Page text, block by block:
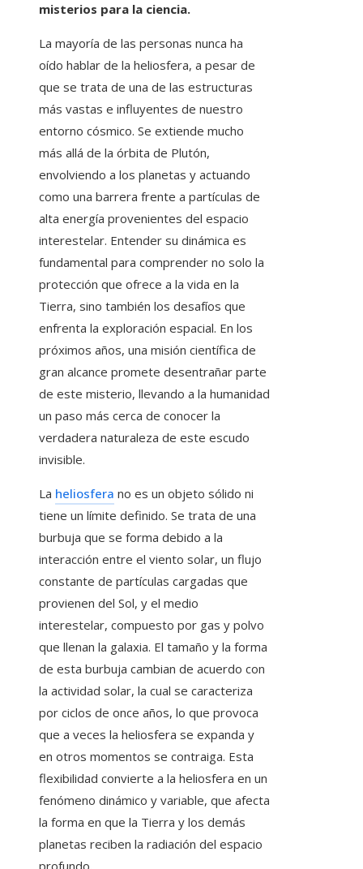
misterios para la ciencia.
La mayoría de las personas nunca ha
oído hablar de la heliosfera, a pesar de
que se trata de una de las estructuras
más vastas e influyentes de nuestro
entorno cósmico. Se extiende mucho
más allá de la órbita de Plutón,
envolviendo a los planetas y actuando
como una barrera frente a partículas de
alta energía provenientes del espacio
interestelar. Entender su dinámica es
fundamental para comprender no solo la
protección que ofrece a la vida en la
Tierra, sino también los desafíos que
enfrenta la exploración espacial. En los
próximos años, una misión científica de
gran alcance promete desentrañar parte
de este misterio, llevando a la humanidad
un paso más cerca de conocer la
verdadera naturaleza de este escudo
invisible.
La heliosfera no es un objeto sólido ni
tiene un límite definido. Se trata de una
burbuja que se forma debido a la
interacción entre el viento solar, un flujo
constante de partículas cargadas que
provienen del Sol, y el medio
interestelar, compuesto por gas y polvo
que llenan la galaxia. El tamaño y la forma
de esta burbuja cambian de acuerdo con
la actividad solar, la cual se caracteriza
por ciclos de once años, lo que provoca
que a veces la heliosfera se expanda y
en otros momentos se contraiga. Esta
flexibilidad convierte a la heliosfera en un
fenómeno dinámico y variable, que afecta
la forma en que la Tierra y los demás
planetas reciben la radiación del espacio